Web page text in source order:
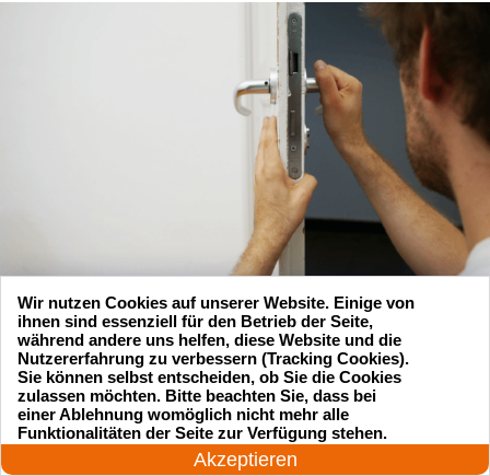
Suchen Sie einen Schlüsseldienst
24 Stunden am Tag
Akzeptieren
Wir nutzen Cookies auf unserer Website. Einige von
ihnen sind essenziell für den Betrieb der Seite,
während andere uns helfen, diese Website und die
Nutzererfahrung zu verbessern (Tracking Cookies).
Sie können selbst entscheiden, ob Sie die Cookies
zulassen möchten. Bitte beachten Sie, dass bei
einer Ablehnung womöglich nicht mehr alle
Funktionalitäten der Seite zur Verfügung stehen.